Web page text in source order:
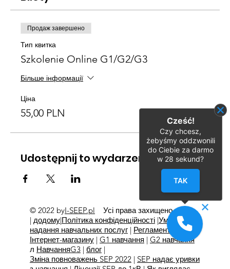
Продаж завершено
Тип квитка
Szkolenie Online G1/G2/G3
Більше інформації
Ціна
55,00 PLN
Udostępnij to wydarzenie
© 2022 byI-SEEP.pl
Усі права захищено
| додому|Політика конфіденційності|Умови
надання навчальних послуг| Регламент
Інтернет-магазину | G1 навчання | G2 навчання
л НавчанняG3 | блог|
Зміна повноважень SEP 2022 | SEP надає уривки
Cześć!
Czy chcesz,
żebyśmy oddzwonili
do Ciebie za darmo
w 28 sekund?
TAK